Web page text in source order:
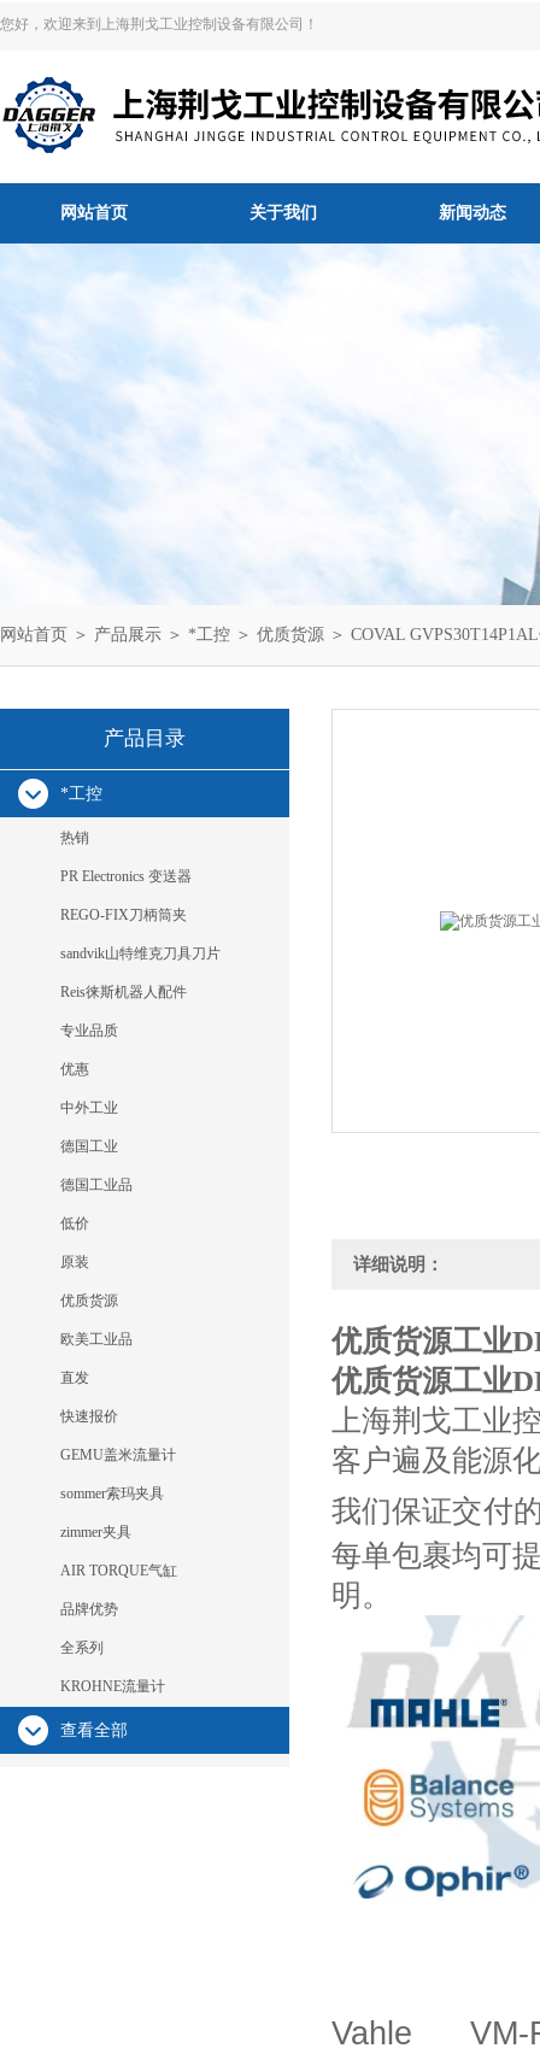
您好，欢迎来到上海荆戈工业控制设备有限公司！
网站首页 关于我们 新闻动态
网站首页 ＞ 产品展示 ＞ *工控 ＞ 优质货源 ＞ COVAL
产品目录
*工控
热销
PR Electronics 变送器
REGO-FIX刀柄筒夹
sandvik山特维克刀具刀片
Reis徕斯机器人配件
专业品质
优惠
中外工业
德国工业
德国工业品
低价
原装
优质货源
欧美工业品
直发
快速报价
GEMU盖米流量计
sommer索玛夹具
zimmer夹具
AIR TORQUE气缸
品牌优势
全系列
KROHNE流量计
查看全部
详细说明：
优质货源工业
优质货源工业
上海荆戈工业
客户遍及能源
我们保证交付
每单包裹均可
明。
Vahle VM-